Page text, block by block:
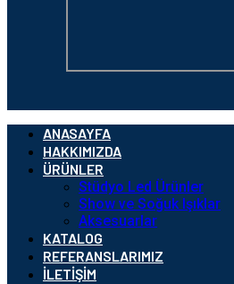
ANASAYFA
HAKKIMIZDA
ÜRÜNLER
Stüdyo Led Ürünler
Show ve Soğuk Işıklar
Aksesuarlar
KATALOG
REFERANSLARIMIZ
İLETIŞIM